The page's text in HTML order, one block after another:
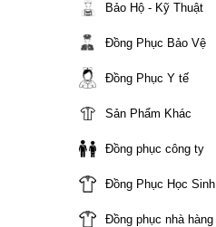
Bảo Hộ - Kỹ Thuật
Đồng Phục Bảo Vệ
Đồng Phục Y tế
Sản Phẩm Khác
Đồng phục công ty
Đồng Phục Học Sinh
Đồng phục nhà hàng